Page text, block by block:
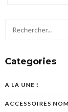
Categories
A LA UNE !
ACCESSOIRES